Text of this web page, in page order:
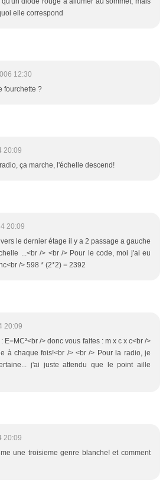
elle correspond
12:30
fourchette ?
20:09
ça marche, l'échelle descend!
20:09
le dernier étage il y a 2 passage a gauche
...<br /> <br /> Pour le code, moi j'ai eu
/> 598 * (2*2) = 2392
20:09
E=MC²<br /> donc vous faites : m x c x c<br />
à chaque fois!<br /> <br /> Pour la radio, je
j'ai juste attendu que le point aille
20:09
une troisieme genre blanche! et comment